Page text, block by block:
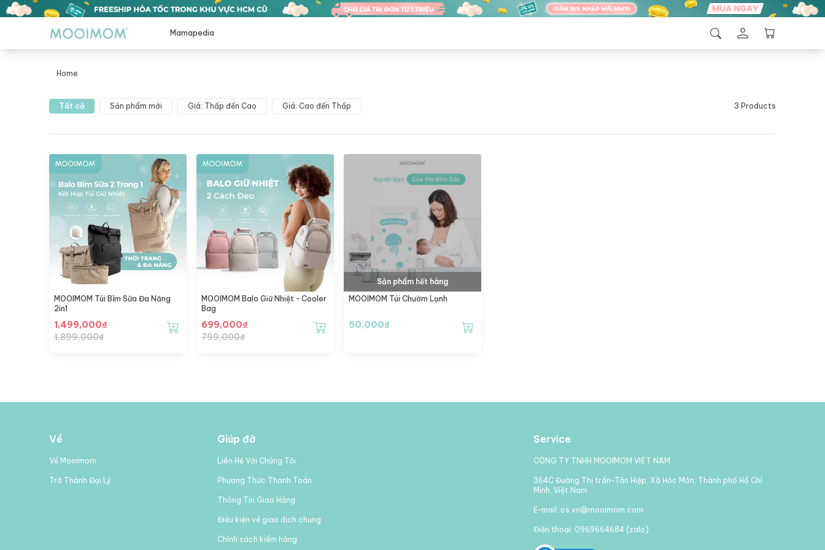
Mamapedia
Home
Balo giữ nhiệt
Tất cả Sản phẩm mới Giá: Thấp đến Cao Giá: Cao đến Thấp 3 Products
MOOIMOM Túi Bỉm Sữa Đa Năng
2in1
1,499,000₫
1,899,000₫
MOOIMOM Balo Giữ Nhiệt - Cooler
Bag
699,000₫
799,000₫
Sản phẩm hết hàng
MOOIMOM Túi Chườm Lạnh
50,000₫
Về
Về Mooimom
Trở Thành Đại Lý
Giúp đỡ
Liên Hệ Với Chúng Tôi
Phương Thức Thanh Toán
Thông Tin Giao Hàng
Điều kiện về giao dịch chung
Chính sách kiểm hàng
Service
CÔNG TY TNHH MOOIMOM VIỆT NAM
364C Đường Thị trấn-Tân Hiệp, Xã Hóc Môn, Thành phố Hồ Chí
Minh, Việt Nam
E-mail: cs.vn@mooimom.com
Điện thoại: 0969664684 (zalo)